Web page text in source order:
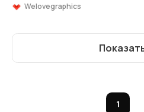
Welovegraphics
1